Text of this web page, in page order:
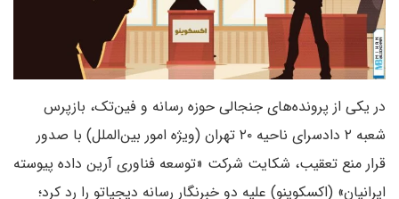
در یکی از پرونده‌های جنجالی حوزه رسانه و فین‌تک، بازپرس
شعبه ۲ دادسرای ناحیه ۲۰ تهران (ویژه امور بین‌الملل) با صدور
قرار منع تعقیب، شکایت شرکت «توسعه فناوری آرین داده پیوسته
ایرانیان» (اکسکوینو) علیه دو خبرنگار رسانه دیجیاتو را رد کرد؛